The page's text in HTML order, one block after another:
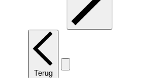
Terug